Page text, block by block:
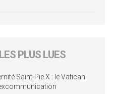
PLUS LUES
Saint-Pie X : le Vatican